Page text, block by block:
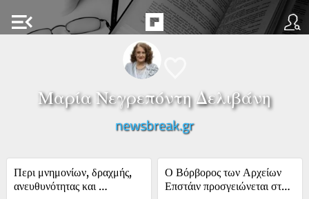
menu_open
Μαρία Νεγρεπόντη Δελιβάνη
newsbreak.gr
Περι μνημονίων, δραχμής,
ανευθυνότητας και
Ο Βόρβορος των Αρχείων
Επστάιν προσγειώνεται στην